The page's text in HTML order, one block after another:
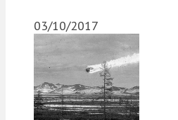
03/10/2017